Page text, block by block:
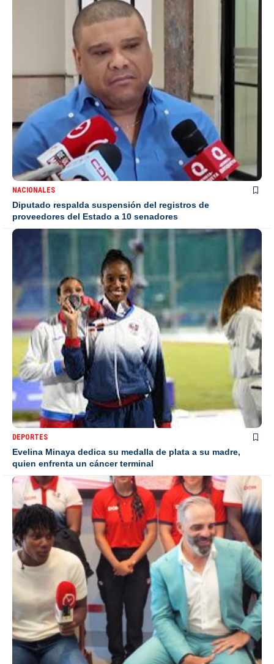
NACIONALES
Diputado respalda suspensión del registros de
proveedores del Estado a 10 senadores
DEPORTES
Evelina Minaya dedica su medalla de plata a su madre,
quien enfrenta un cáncer terminal